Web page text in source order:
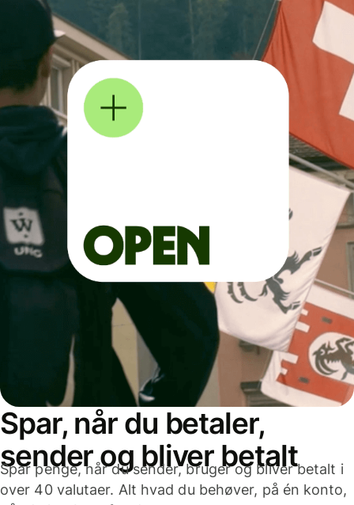
Spar, når du betaler,
sender og bliver betalt
Spar penge, når du sender, bruger og bliver betalt i
over 40 valutaer. Alt hvad du behøver, på én konto,